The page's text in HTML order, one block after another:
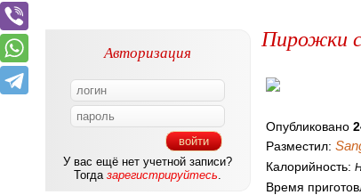
Авторизация
У вас ещё нет учетной записи?
Тогда зарегистрируйтесь.
Пирожки
Опубликовано
Разместил:
Калорийность:
Время